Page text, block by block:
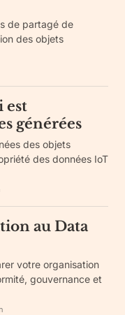
de partagé de
des objets
est
générées
des objets
des données IoT
au Data
votre organisation
gouvernance et